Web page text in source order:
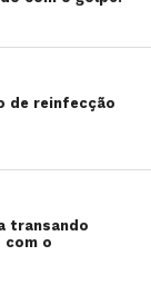
de reinfecção
transando
com o